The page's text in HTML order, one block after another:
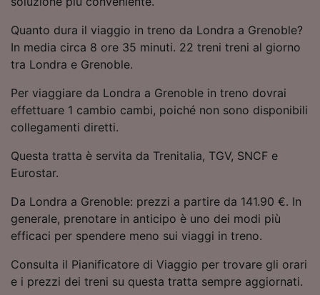
Quanto dura il viaggio in treno da Londra a Grenoble?
In media circa 8 ore 35 minuti. 22 treni treni al giorno
tra Londra e Grenoble.
Per viaggiare da Londra a Grenoble in treno dovrai
effettuare 1 cambio cambi, poiché non sono disponibili
collegamenti diretti.
Questa tratta è servita da Trenitalia, TGV, SNCF e
Eurostar.
Da Londra a Grenoble: prezzi a partire da 141.90 €. In
generale, prenotare in anticipo è uno dei modi più
efficaci per spendere meno sui viaggi in treno.
Consulta il Pianificatore di Viaggio per trovare gli orari
e i prezzi dei treni su questa tratta sempre aggiornati.
Utilizzare dati di geolocalizzazione precisi.
Scansione attiva delle caratteristiche del
dispositivo ai fini dell’identificazione.
Archiviare informazioni su dispositivo e/o
accedervi. Pubblicità e contenuti
dei contenuti e degli annunci, ricerche sul
pubblico, sviluppo di servizi.